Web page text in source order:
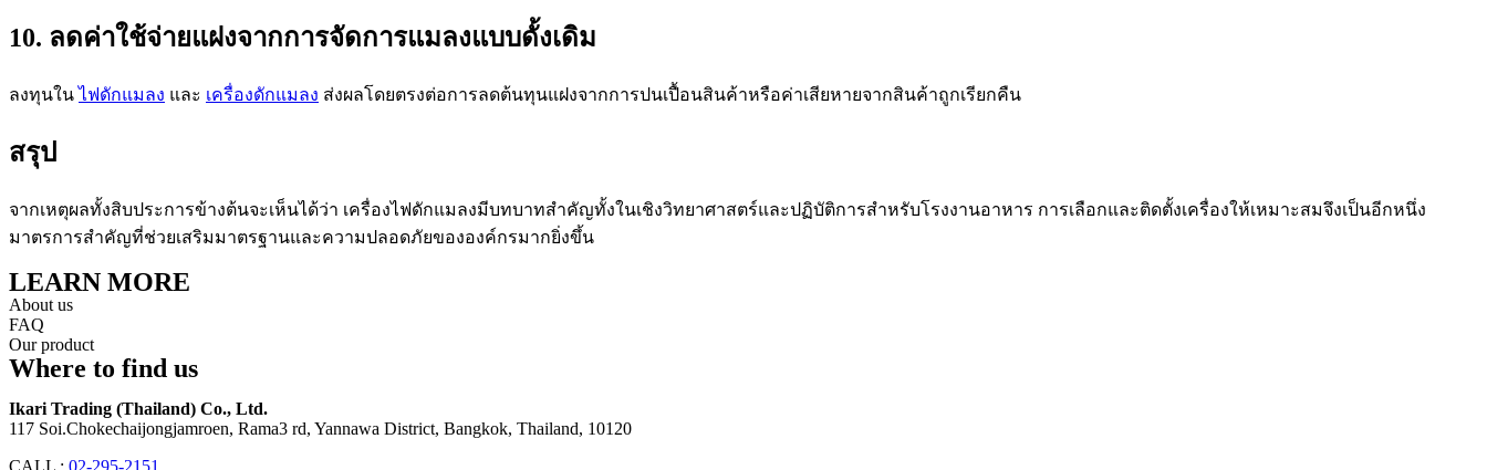
10. ลดค่าใช้จ่ายแฝงจากการจัดการแมลงแบบดั้งเดิม
ลงทุนในไฟดักแมลง และ เครื่องดักแมลง ส่งผลโดยตรงต่อการลดต้นทุนแฝงจากการปนเปื้อนสินค้าหรือค่าเสียหายจากสินค้าถูกเรียกคืน
สรุป
จากเหตุผลทั้งสิบประการข้างต้นจะเห็นได้ว่า เครื่องไฟดักแมลงมีบทบาทสำคัญทั้งในเชิงวิทยาศาสตร์และปฏิบัติการสำหรับโรงงานอาหาร การเลือกและติดตั้งเครื่องให้เหมาะสมจึงเป็นอีกหนึ่ง
มาตรการสำคัญที่ช่วยเสริมมาตรฐานและความปลอดภัยขององค์กรมากยิ่งขึ้น
LEARN MORE
About us
FAQ
Our product
Where to find us
Ikari Trading (Thailand) Co., Ltd.
117 Soi.Chokechaijongjamroen, Rama3 rd, Yannawa District, Bangkok, Thailand, 10120
CALL : 02-295-2151